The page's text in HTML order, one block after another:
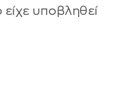
υποβληθεί